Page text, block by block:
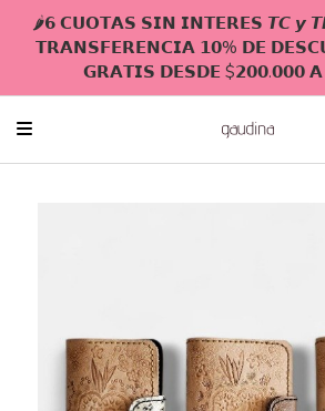
🌶𝟲 𝗖𝗨𝗢𝗧𝗔𝗦 𝗦𝗜𝗡 𝗜𝗡𝗧𝗘𝗥𝗘𝗦 𝙏𝘾 𝙮
𝗧𝗥𝗔𝗡𝗦𝗙𝗘𝗥𝗘𝗡𝗖𝗜𝗔 𝟭𝟬% 𝗗𝗘
𝗚𝗥𝗔𝗧𝗜𝗦 𝗗𝗘𝗦𝗗𝗘 $𝟮𝟬𝟬.𝟬𝟬𝟬